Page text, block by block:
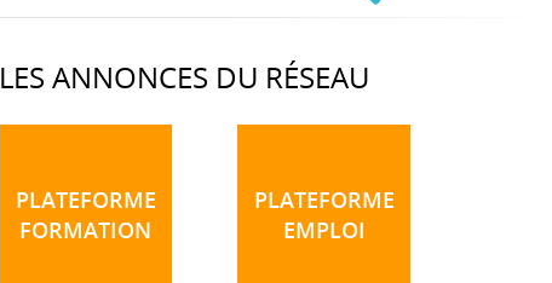
LES ANNONCES DU RÉSEAU
PLATEFORME
FORMATION
PLATEFORME
EMPLOI